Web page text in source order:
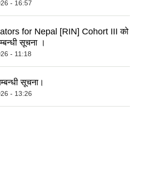
- 16:57
for Nepal [RIN] Cohort III को
सूचना ।
- 11:18
सूचना।
- 13:26